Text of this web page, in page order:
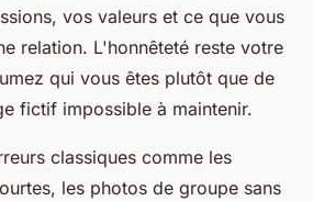
vos valeurs et ce que vous
relation. L'honnêteté reste votre
qui vous êtes plutôt que de
fictif impossible à maintenir.
classiques comme les
les photos de groupe sans